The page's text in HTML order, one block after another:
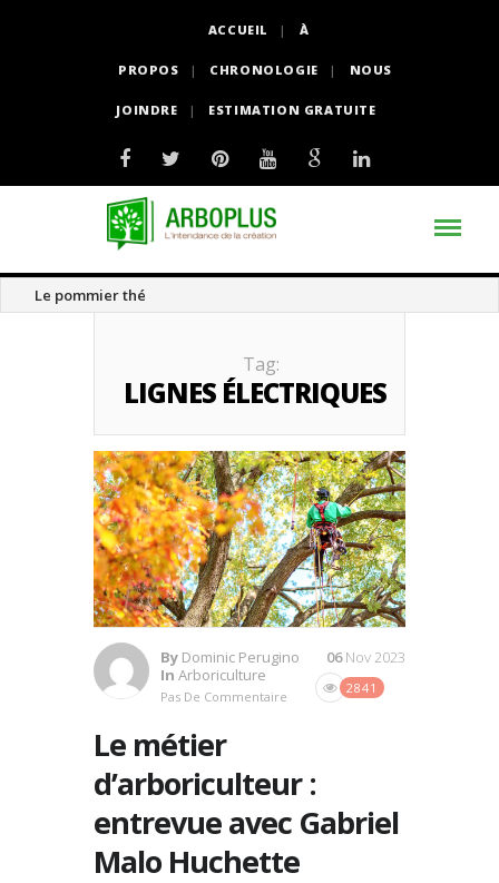
ACCUEIL À
PROPOS CHRONOLOGIE NOUS
JOINDRE ESTIMATION GRATUITE
Le pommier thé
Tag:
LIGNES ÉLECTRIQUES
By Dominic Perugino
In Arboriculture
Pas De Commentaire
2841
06Nov 2023
Le métier
d’arboriculteur :
entrevue avec Gabriel
Malo Huchette